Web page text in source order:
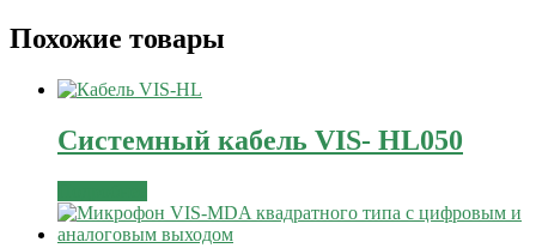
Похожие товары
Системный кабель VIS- HL050